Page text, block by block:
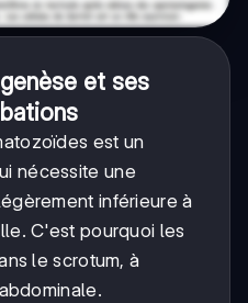
et ses
est un
nécessite une
inférieure à
C'est pourquoi les
le scrotum, à